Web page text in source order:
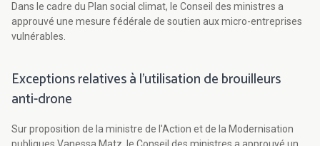
Dans le cadre du Plan social climat, le Conseil des ministres a
approuvé une mesure fédérale de soutien aux micro-entreprises
vulnérables.
Exceptions relatives à l’utilisation de brouilleurs
anti-drone
Sur proposition de la ministre de l'Action et de la Modernisation